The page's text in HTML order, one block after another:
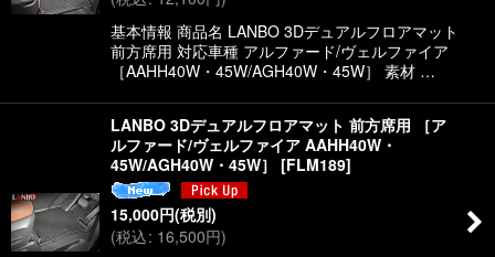
基本情報 商品名 LANBO 3Dデュアルフロアマット
前方席用 対応車種 アルファード/ヴェルファイア
［AAHH40W・45W/AGH40W・45W］ 素材 …
LANBO 3Dデュアルフロアマット 前方席用 ［ア
ルファード/ヴェルファイア AAHH40W・
45W/AGH40W・45W］
[FLM189]
15,000円(税別)
(税込: 16,500円)